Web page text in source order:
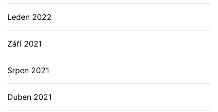
Leden 2022
Září 2021
Srpen 2021
Duben 2021